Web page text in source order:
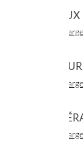
2016 -
2016 -
2016 -